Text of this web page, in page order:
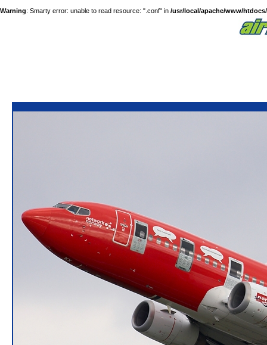
Warning: Smarty error: unable to read resource: ".conf" in /usr/local/apache/www/